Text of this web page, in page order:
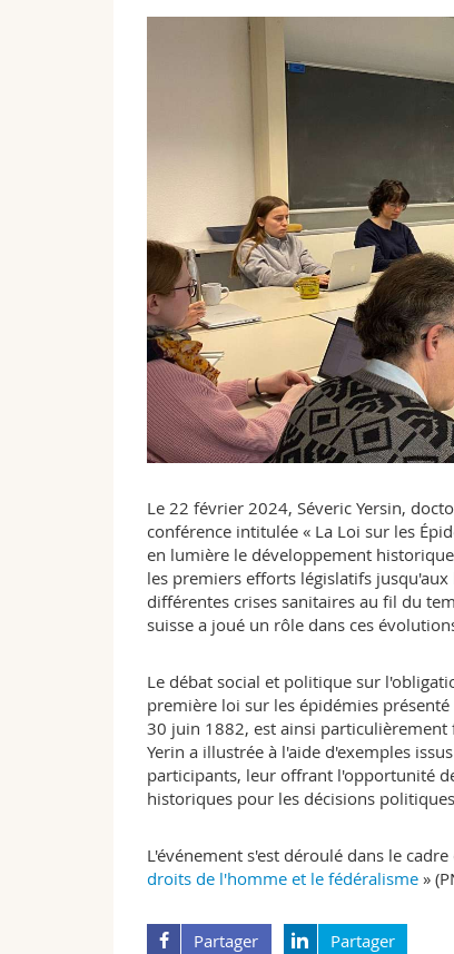
Le 22 février 2024, Séveric Yersin,
conférence intitulée « La Loi sur les
en lumière le développement
les premiers efforts législatifs
différentes crises sanitaires au fil du
suisse a joué un rôle dans ces
Le débat social et politique sur
première loi sur les épidémies
30 juin 1882, est ainsi particulièrement
Yerin a illustrée à l'aide d'exemples
participants, leur offrant l'opportunité
historiques pour les décisions
L'événement s'est déroulé dans le
droits de l'homme et le fédéralisme »
Partager Partager